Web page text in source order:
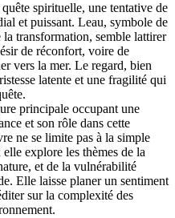
spirituelle, une tentative de
et puissant. Leau, symbole de
transformation, semble lattirer
de réconfort, voire de
vers la mer. Le regard, bien
latente et une fragilité qui
principale occupant une
et son rôle dans cette
ne se limite pas à la simple
explore les thèmes de la
et de la vulnérabilité
Elle laisse planer un sentiment
sur la complexité des